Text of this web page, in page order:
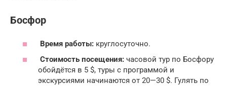
Босфор
Время работы: круглосуточно.
Стоимость посещения: часовой тур по Босфору
обойдётся в 5 $, туры с программой и
экскурсиями начинаются от 20—30 $. Гулять по